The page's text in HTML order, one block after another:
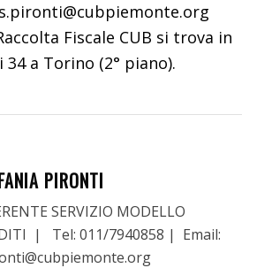
Fiscale CUB si trova in
34 a Torino (2° piano).
PIRONTI
SERVIZIO MODELLO
| Tel: 011/7940858 | Email: